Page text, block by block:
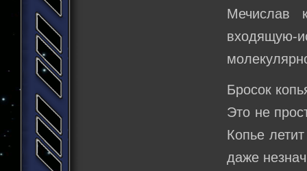
Мечислав
Бросок
Это не
Копье
даже